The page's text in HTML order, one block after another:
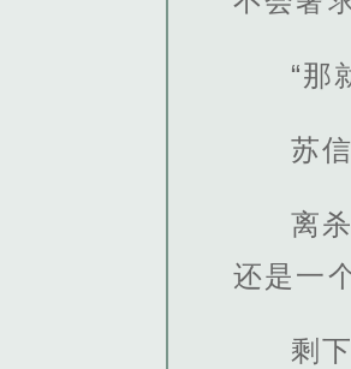
“那
苏
离
还是一
剩